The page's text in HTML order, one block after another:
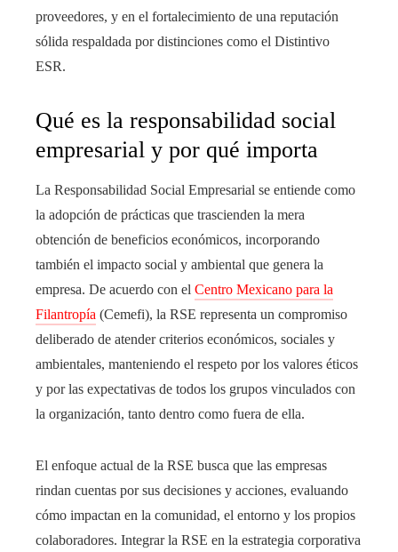
proveedores, y en el fortalecimiento de una reputación
sólida respaldada por distinciones como el Distintivo
ESR.
Qué es la responsabilidad social
empresarial y por qué importa
La Responsabilidad Social Empresarial se entiende como
la adopción de prácticas que trascienden la mera
obtención de beneficios económicos, incorporando
también el impacto social y ambiental que genera la
empresa. De acuerdo con el Centro Mexicano para la
Filantropía (Cemefi), la RSE representa un compromiso
deliberado de atender criterios económicos, sociales y
ambientales, manteniendo el respeto por los valores éticos
y por las expectativas de todos los grupos vinculados con
la organización, tanto dentro como fuera de ella.
El enfoque actual de la RSE busca que las empresas
rindan cuentas por sus decisiones y acciones, evaluando
cómo impactan en la comunidad, el entorno y los propios
colaboradores. Integrar la RSE en la estrategia corporativa